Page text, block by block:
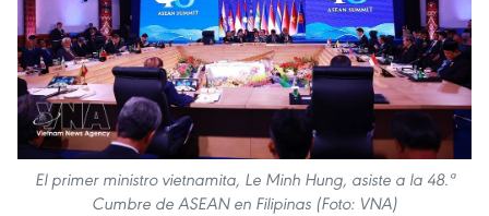
El primer ministro vietnamita, Le Minh Hung, asiste a la 48.ª
Cumbre de ASEAN en Filipinas (Foto: VNA)